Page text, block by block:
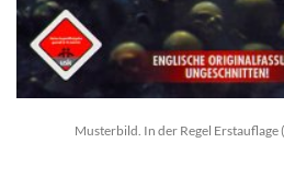
Musterbild. In der Regel Erstauflage